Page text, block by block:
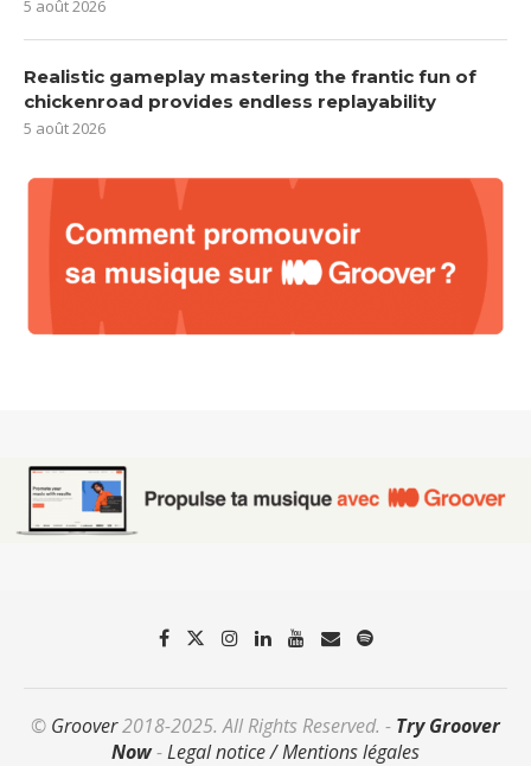
5 août 2026
Realistic gameplay mastering the frantic fun of
chickenroad provides endless replayability
5 août 2026
© Groover2018-2025. All Rights Reserved. - Try Groover
Now-Legal notice / Mentions légales